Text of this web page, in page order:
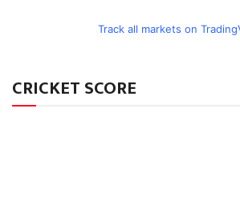
Track all markets on
CRICKET SCORE